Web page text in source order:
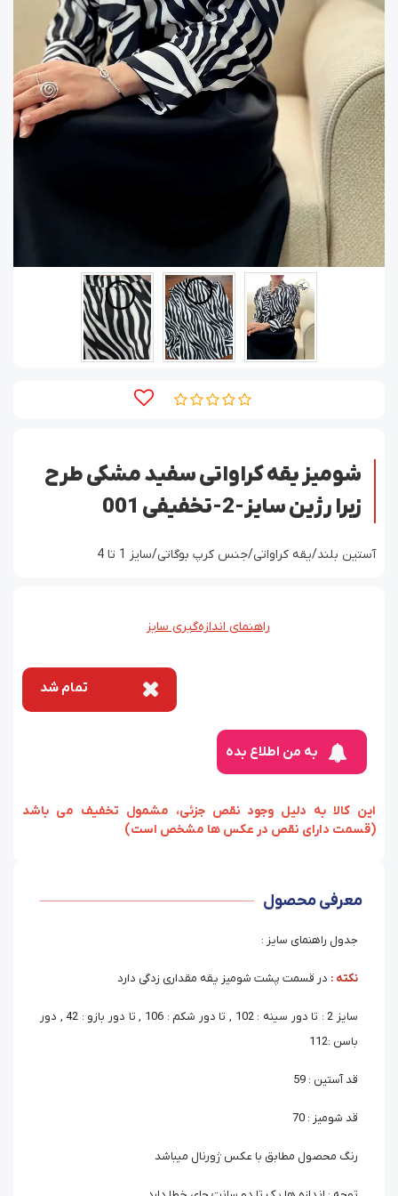
شومیز یقه کراواتی سفید مشکی طرح
زبرا رژین سایز-2-تخفیفی 001
آستین بلند/یقه کراواتی/جنس کرپ بوگاتی/سایز 1 تا 4
راهنمای اندازه‌گیری سایز
تمام شد
به من اطلاع بده
‏‫این کالا به دلیل وجود نقص جزئی، مشمول تخفیف می باشد
(قسمت دارای نقص در عکس ها مشخص است)
معرفی محصول
جدول راهنمای سایز :
نکته : در قسمت پشت شومیز یقه مقداری زدگی دارد
سایز 2 : تا دور سینه : 102 , تا دور شکم : 106 , تا دور بازو : 42 , دور
باسن :112
قد آستین : 59
قد شومیز : 70
رنگ محصول مطابق با عکس ژورنال میباشد